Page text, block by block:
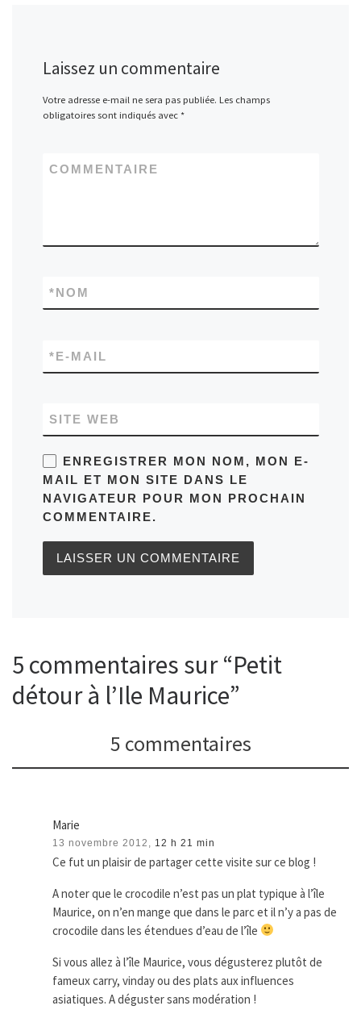
Laissez un commentaire
Votre adresse e-mail ne sera pas publiée. Les champs
obligatoires sont indiqués avec *
COMMENTAIRE
NOM
*
E-MAIL
*
SITE WEB
ENREGISTRER MON NOM, MON E-
MAIL ET MON SITE DANS LE
NAVIGATEUR POUR MON PROCHAIN
COMMENTAIRE.
5 commentaires sur “Petit
détour à l’Ile Maurice”
5 commentaires
Marie
13 novembre 2012, 12 h 21 min
Ce fut un plaisir de partager cette visite sur ce blog !
A noter que le crocodile n’est pas un plat typique à l’île
Maurice, on n’en mange que dans le parc et il n’y a pas de
crocodile dans les étendues d’eau de l’île
Si vous allez à l’île Maurice, vous dégusterez plutôt de
fameux carry, vinday ou des plats aux influences
asiatiques. A déguster sans modération !